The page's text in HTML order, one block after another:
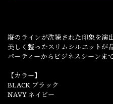
縦のラインが洗練された印象を演
美しく整ったスリムシルエットが
パーティーからビジネスシーンま
【カラー】
BLACK ブラック
NAVY ネイビー